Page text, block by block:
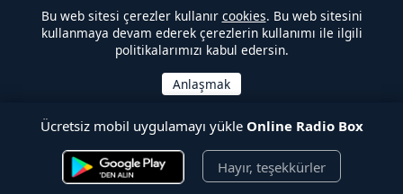
Bu web sitesi çerezler kullanır cookies. Bu web sitesini
kullanmaya devam ederek çerezlerin kullanımı ile ilgili
politikalarımızı kabul edersin.
Ücretsiz mobil uygulamayı yükle Online Radio Box
Hayır, teşekkürler